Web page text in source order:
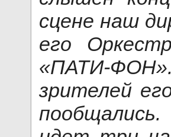
сцене наш
его
«ПАТИ-
зрителей